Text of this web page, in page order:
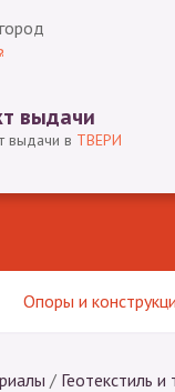
выдачи
выдачи в ТВЕРИ
Опоры и
/ Геотекстиль и